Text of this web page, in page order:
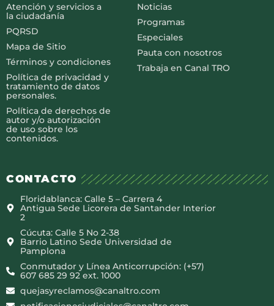
Atención y servicios a
la ciudadanía
PQRSD
Mapa de Sitio
Términos y condiciones
Política de privacidad y
tratamiento de datos
personales.
Política de derechos de
autor y/o autorización
de uso sobre los
contenidos.
Noticias
Programas
Especiales
Pauta con nosotros
Trabaja en Canal TRO
CONTACTO
Floridablanca: Calle 5 – Carrera 4
Antigua Sede Licorera de Santander Interior
2
Cúcuta: Calle 5 No 2-38
Barrio Latino Sede Universidad de
Pamplona
Conmutador y Línea Anticorrupción: (+57)
607 685 29 92 ext. 1000
quejasyreclamos@canaltro.com